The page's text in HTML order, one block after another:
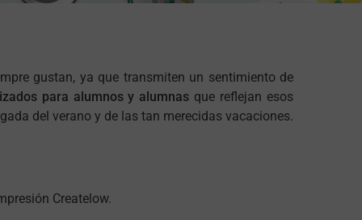
gustan, ya que transmiten un sentimiento de
para alumnos y alumnas que reflejan esos
del verano y de las tan merecidas vacaciones.
Createlow.